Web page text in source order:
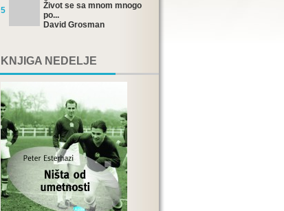
5
Život se sa mnom mnogo
po...
David Grosman
KNJIGA NEDELJE